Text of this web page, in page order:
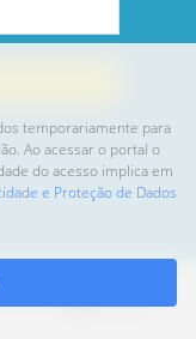
temporariamente para
Ao acessar o portal o
do acesso implica em
e Proteção de Dados
de Saúde